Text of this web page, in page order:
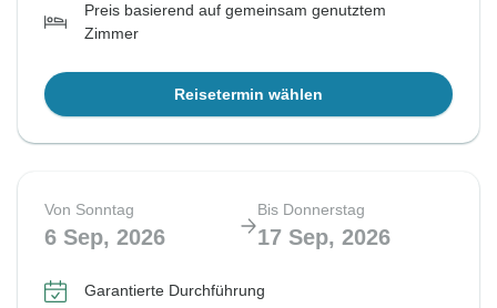
Preis basierend auf gemeinsam genutztem
Zimmer
Reisetermin wählen
Von Sonntag
6 Sep, 2026
Bis Donnerstag
17 Sep, 2026
Garantierte Durchführung